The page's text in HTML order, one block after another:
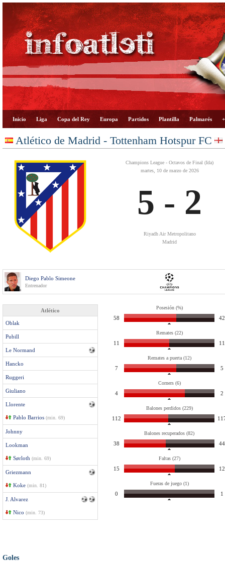
Inicio Liga Copa del Rey Europa Partidos Plantilla Palmarés
Atlético de Madrid - Tottenham Hotspur FC
Champions League - Octavos de Final (Ida)
martes, 10 de marzo de 2026
5 - 2
Riyadh Air Metropolitano
Madrid
Diego Pablo Simeone
Entrenador
Atlético
Oblak
Pubill
Le Normand
Hancko
Ruggeri
Giuliano
Llorente
Pablo Barrios (min. 69)
Johnny
Lookman
Sørloth (min. 69)
Griezmann
Koke (min. 81)
J. Alvarez
Nico (min. 73)
Posesión (%)
58 42
Remates (22)
11 11
Remates a puerta (12)
7 5
Corners (6)
4 2
Balones perdidos (229)
112
Balones recuperados (82)
38 44
Faltas (27)
15 12
Fueras de juego (1)
0 1
Goles